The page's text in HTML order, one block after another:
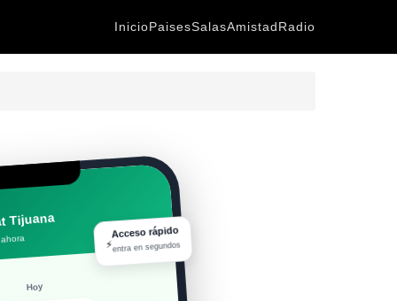
InicioPaisesSalasAmistadRadio
Tijuana
Hoy
⚡
Acceso rápido
entra en segundos